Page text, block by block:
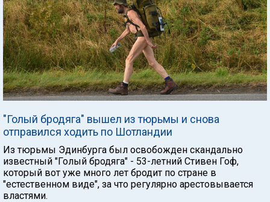
"Голый бродяга" вышел из тюрьмы и снова
отправился ходить по Шотландии
Из тюрьмы Эдинбурга был освобожден скандально
известный "Голый бродяга" - 53-летний Стивен Гоф,
который вот уже много лет бродит по стране в
"естественном виде", за что регулярно арестовывается
властями.